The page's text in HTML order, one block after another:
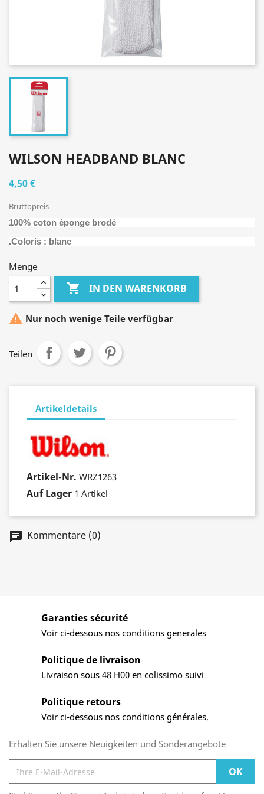
WILSON HEADBAND BLANC
4,50 €
Bruttopreis
100% coton éponge brodé
.Coloris : blanc
Menge
 IN DEN WARENKORB
 Nur noch wenige Teile verfügbar
Teilen
Artikeldetails
Artikel-Nr. WRZ1263
Auf Lager 1 Artikel
Kommentare (0)
Garanties sécurité
Voir ci-dessous nos conditions generales
Politique de livraison
Livraison sous 48 H00 en colissimo suivi
Politique retours
Voir ci-dessous nos conditions générales.
Erhalten Sie unsere Neuigkeiten und Sonderangebote